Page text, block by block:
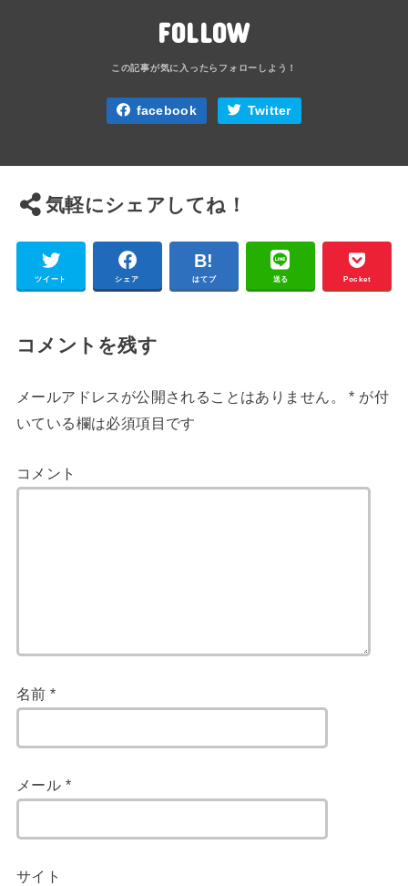
FOLLOW
facebook Twitter
気軽にシェアしてね！
ツイート シェア はてブ 送る Pocket
コメントを残す
メールアドレスが公開されることはありません。 * が付
いている欄は必須項目です
コメント
名前*
メール *
サイト